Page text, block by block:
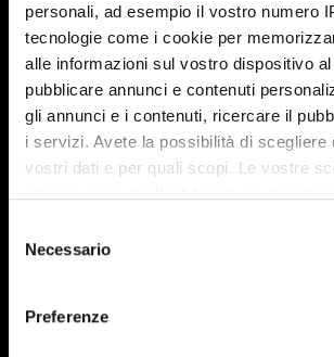
personali, ad esempio il vostro numero
tecnologie come i cookie per
alle informazioni sul vostro dispositivo al
pubblicare annunci e contenuti
gli annunci e i contenuti, ricercare il
i servizi. Avete la possibilità di scegliere
vostri dati e per quali scopi. Le vostre
modificare o revocare il proprio
momento dalla Dichiarazione sui
delNecessario
Preferenze
Modalità foto
Audio
Voglio segnalare un problema
Desidero segnalare un problema